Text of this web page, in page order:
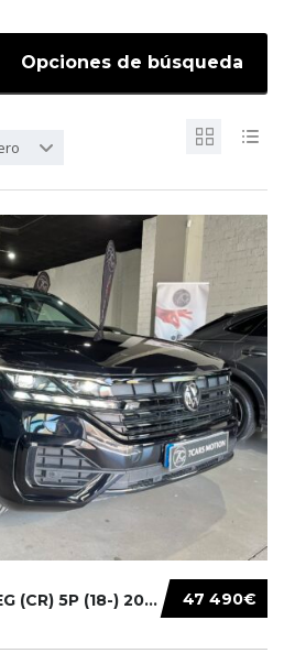
Opciones de búsqueda
47 490€
VOLKSWAGEN TOUAREG (CR) 5P (18-) 2021...